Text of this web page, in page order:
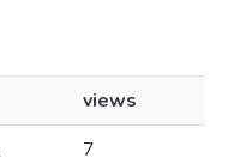
views
7